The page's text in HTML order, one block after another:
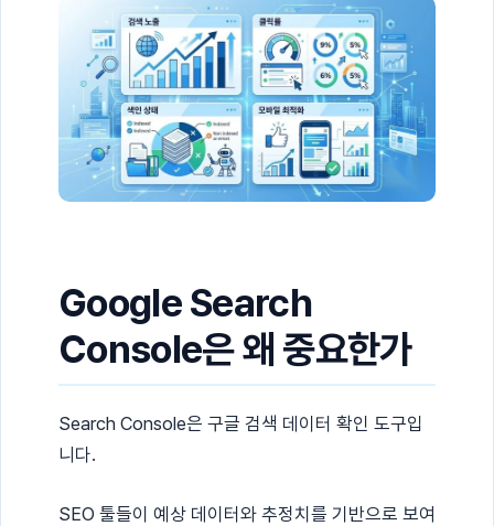
Google Search
Console은 왜 중요한가
Search Console은 구글 검색 데이터 확인 도구입
니다.
SEO 툴들이 예상 데이터와 추정치를 기반으로 보여